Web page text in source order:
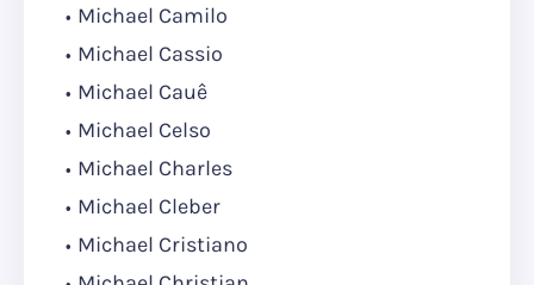
Michael Camilo
Michael Cassio
Michael Cauê
Michael Celso
Michael Charles
Michael Cleber
Michael Cristiano